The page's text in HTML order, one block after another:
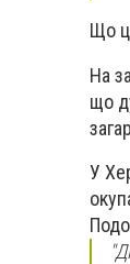
Що
На
що
У